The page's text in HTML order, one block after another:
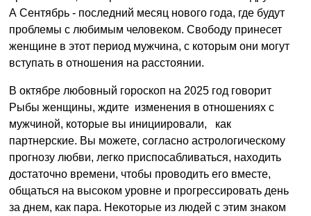
А Сентябрь - последний месяц нового года, где будут
проблемы с любимым человеком. Свободу принесет
женщине в этот период мужчина, с которым они могут
вступать в отношения на расстоянии.
В октябре любовный гороскоп на 2025 год говорит
Рыбы женщины, ждите изменения в отношениях с
мужчиной, которые вы инициировали, как
партнерские. Вы можете, согласно астрологическому
прогнозу любви, легко приспосабливаться, находить
достаточно времени, чтобы проводить его вместе,
общаться на высоком уровне и прогрессировать день
за днем, как пара. Некоторые из людей с этим знаком